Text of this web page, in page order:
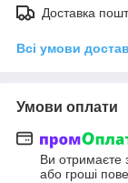
Доставка
Всі умови
Умови оплати
Ви отримаєте
або гроші